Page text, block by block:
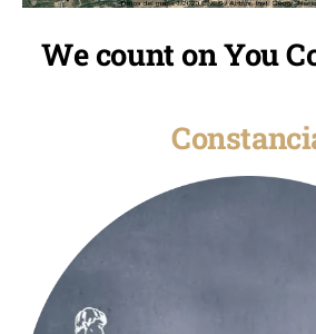
We count on You